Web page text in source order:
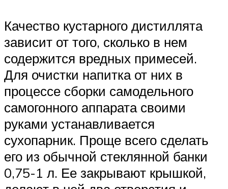
Качество кустарного дистиллята
зависит от того, сколько в нем
содержится вредных примесей.
Для очистки напитка от них в
процессе сборки самодельного
самогонного аппарата своими
руками устанавливается
сухопарник. Проще всего сделать
его из обычной стеклянной банки
0,75-1 л. Ее закрывают крышкой,